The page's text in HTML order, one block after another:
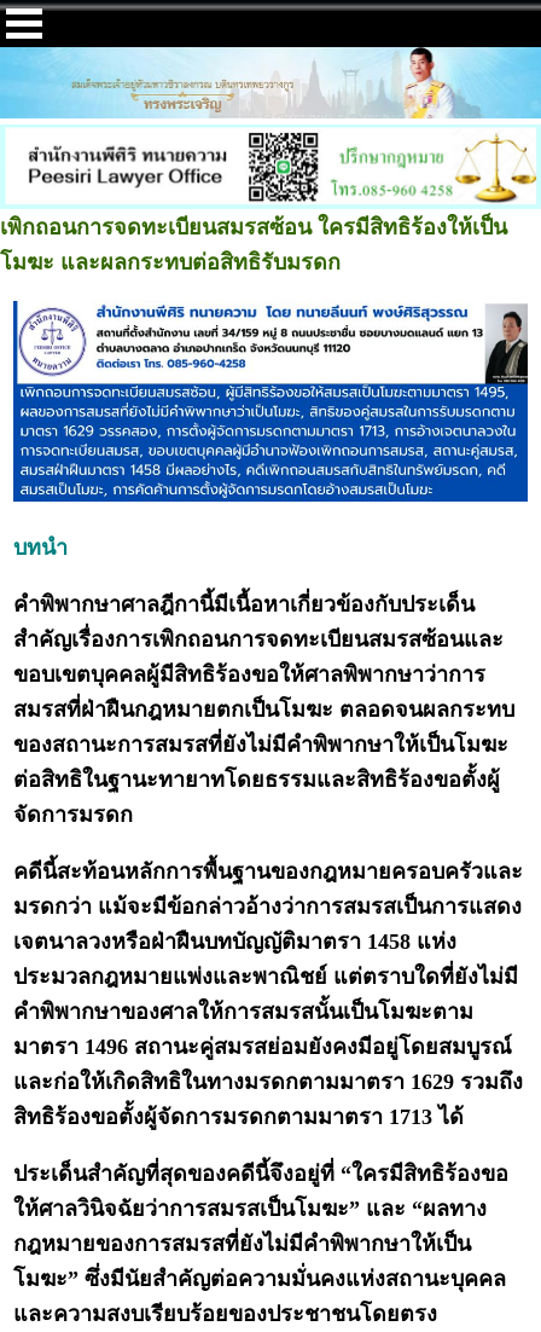
เพิกถอนการจดทะเบียนสมรสซ้อน ใครมีสิทธิร้องให้เป็น
โมฆะ และผลกระทบต่อสิทธิรับมรดก
บทนำ
คำพิพากษาศาลฎีกานี้มีเนื้อหาเกี่ยวข้องกับประเด็น
สำคัญเรื่องการเพิกถอนการจดทะเบียนสมรสซ้อนและ
ขอบเขตบุคคลผู้มีสิทธิร้องขอให้ศาลพิพากษาว่าการ
สมรสที่ฝ่าฝืนกฎหมายตกเป็นโมฆะ ตลอดจนผลกระทบ
ของสถานะการสมรสที่ยังไม่มีคำพิพากษาให้เป็นโมฆะ
ต่อสิทธิในฐานะทายาทโดยธรรมและสิทธิร้องขอตั้งผู้
จัดการมรดก
คดีนี้สะท้อนหลักการพื้นฐานของกฎหมายครอบครัวและ
มรดกว่า แม้จะมีข้อกล่าวอ้างว่าการสมรสเป็นการแสดง
เจตนาลวงหรือฝ่าฝืนบทบัญญัติมาตรา 1458 แห่ง
ประมวลกฎหมายแพ่งและพาณิชย์ แต่ตราบใดที่ยังไม่มี
คำพิพากษาของศาลให้การสมรสนั้นเป็นโมฆะตาม
มาตรา 1496 สถานะคู่สมรสย่อมยังคงมีอยู่โดยสมบูรณ์
และก่อให้เกิดสิทธิในทางมรดกตามมาตรา 1629 รวมถึง
สิทธิร้องขอตั้งผู้จัดการมรดกตามมาตรา 1713 ได้
ประเด็นสำคัญที่สุดของคดีนี้จึงอยู่ที่ “ใครมีสิทธิร้องขอ
ให้ศาลวินิจฉัยว่าการสมรสเป็นโมฆะ” และ “ผลทาง
กฎหมายของการสมรสที่ยังไม่มีคำพิพากษาให้เป็น
โมฆะ” ซึ่งมีนัยสำคัญต่อความมั่นคงแห่งสถานะบุคคล
และความสงบเรียบร้อยของประชาชนโดยตรง